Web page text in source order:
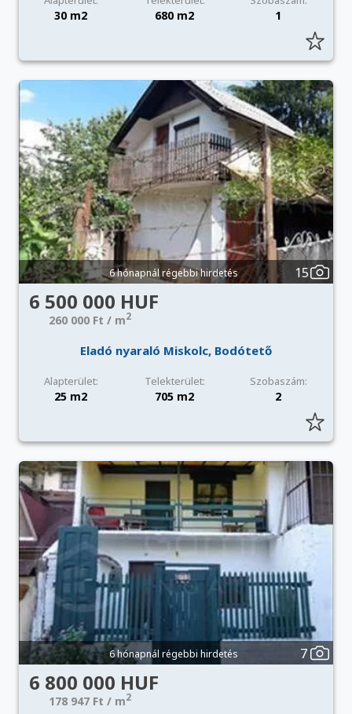
30 m2 680 m2 1
6 hónapnál régebbi hirdetés 15
6 500 000 HUF
260 000 Ft / m2
Eladó nyaraló Miskolc, Bodótető
Alapterület: Telekterület: Szobaszám:
25 m2 705 m2 2
6 hónapnál régebbi hirdetés 7
6 800 000 HUF
178 947 Ft / m2